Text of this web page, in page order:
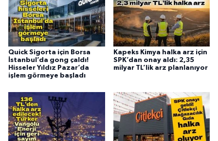
Quick Sigorta için Borsa
İstanbul’da gong çaldı!
Hisseler Yıldız Pazar’da
işlem görmeye başladı
Kapeks Kimya halka arz için
SPK’dan onay aldı: 2,35
milyar TL’lik arz planlanıyor